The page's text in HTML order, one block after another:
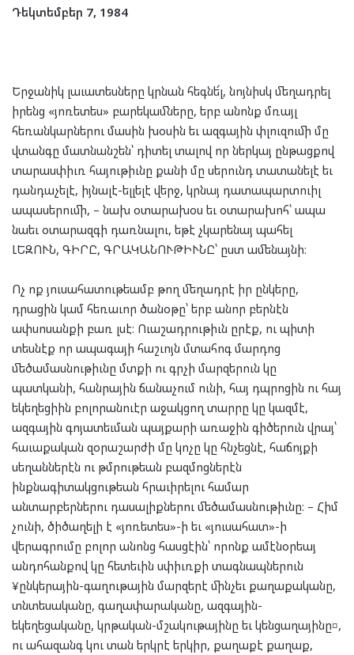
Դեկտեմբեր 7, 1984
Երջանիկ լաւատեսները կրնան հեգնե՜լ, նոյնիսկ մեղադրել
իրենց «յոռետես» բարեկամները, երբ անոնք մռայլ
հեռանկարներու մասին խօսին եւ ազգային փլուզումի մը
վտանգը մատնանշեն՝ դիտել տալով որ ներկայ ընթացքով
տարասփիւռ հայութիւնը քանի մը սերունդ տատանելէ եւ
դանդաչելէ, իյնալէ-ելլելէ վերջ, կրնայ դատապարտուիլ
ապասերումի, – նախ օտարախօս եւ օտարախոհ՝ ապա
նաեւ օտարազգի դառնալու, եթէ չկարենայ պահել
ԼԵԶՈՒՆ, ԳԻՐԸ, ԳՐԱԿԱՆՈՒԹԻՒՆԸ՝ ըստ ամենայնի։
Ոչ ոք յուսահատութեամբ թող մեղադրէ իր ընկերը,
դրացին կամ հեռաւոր ծանօթը՝ երբ անոր բերնէն
ափսոսանքի բառ լսէ։ Ուաշադրութիւն ըրէք, ու պիտի
տեսնէք որ ապագայի հաշւոյն մտահոգ մարդոց
մեծամասնութիւնը մտքի ու գրչի մարզերուն կը
պատկանի, հանրային ճանաչում ունի, հայ դպրոցին ու հայ
եկեղեցիին բոլորանուէր աջակցող տարրը կը կազմէ,
ազգային գոյատեւման պայքարի առաջին գիծերուն վրայ՝
հաւաքական զօրաշարժի մը կոչը կը հնչեցնէ, հաճոյքի
սեղաններէն ու թմրութեան բազմոցներէն
ինքնագիտակցութեան հրաւիրելու համար
անտարբերներու դասալիքներու մեծամասնութիւնը։ – Հիմ
չունի, ծիծաղելի է «յոռետես»-ի եւ «յուսահատ»-ի
վերագրումը բոլոր անոնց հասցէին՝ որոնք ամէնօրեայ
անդոհանքով կը հետեւին սփիւռքի տագնապներուն
¥ընկերային-գաղութային մարզերէ մինչեւ քաղաքականը,
տնտեսականը, գաղափարականը, ազգային-
եկեղեցականը, կրթական-մշակութայինը եւ կենցաղայինը¤,
ու ահազանգ կու տան երկրէ երկիր, քաղաքէ քաղաք,